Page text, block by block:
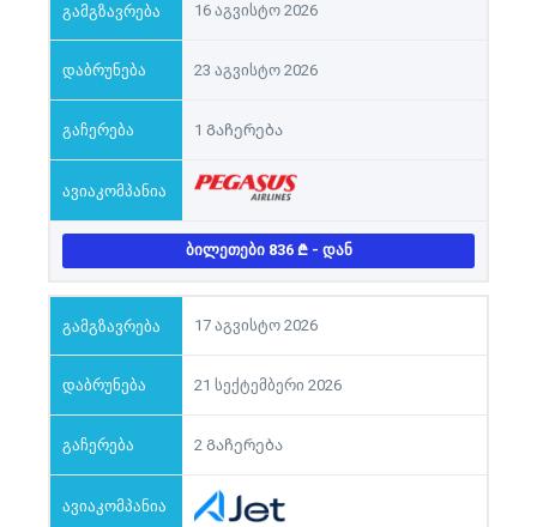
16 აგვისტო 2026
23 აგვისტო 2026
1 Გაჩერება
ᲑᲘᲚᲔᲗᲔᲑᲘ 836 - ᲓᲐᲜ
17 აგვისტო 2026
21 სექტემბერი 2026
2 Გაჩერება